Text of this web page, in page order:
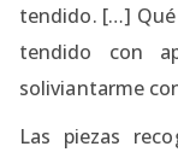
tendido. […] Qué
tendido con
soliviantarme
Las piezas